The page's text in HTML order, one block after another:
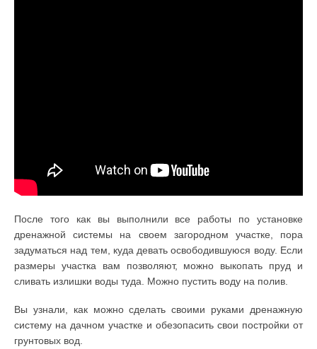
После того как вы выполнили все работы по установке
дренажной системы на своем загородном участке, пора
задуматься над тем, куда девать освободившуюся воду. Если
размеры участка вам позволяют, можно выкопать пруд и
сливать излишки воды туда. Можно пустить воду на полив.
Вы узнали, как можно сделать своими руками дренажную
систему на дачном участке и обезопасить свои постройки от
грунтовых вод.